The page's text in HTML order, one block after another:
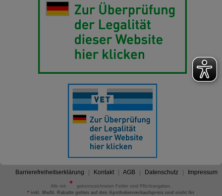
Barrierefreiheitserklärung Kontakt AGB Datenschutz Impressum
Alle mit
gekennzeichneten Felder sind Pflichtangaben.
*inkl. MwSt. Rabatte gelten auf den Apothekenverkaufspreis und nicht für